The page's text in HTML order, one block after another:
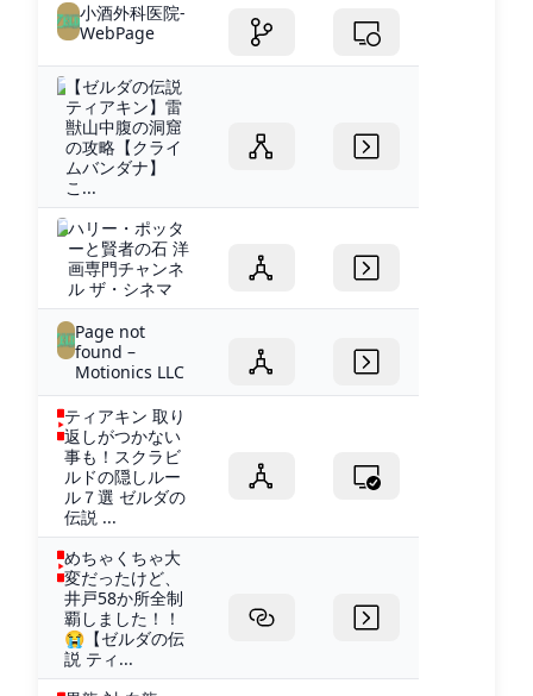
小酒外科医院-
WebPage
【ゼルダの伝説
ティアキン】雷
獣山中腹の洞窟
の攻略【クライ
ムバンダナ】
こ...
ハリー・ポッタ
ーと賢者の石 洋
画専門チャンネ
ル ザ・シネマ
Page not
found –
Motionics LLC
ティアキン 取り
返しがつかない
事も！スクラビ
ルドの隠しルー
ル７選 ゼルダの
伝説 ...
めちゃくちゃ大
変だったけど、
井戸58か所全制
覇しました！！
😭【ゼルダの伝
説 ティ...